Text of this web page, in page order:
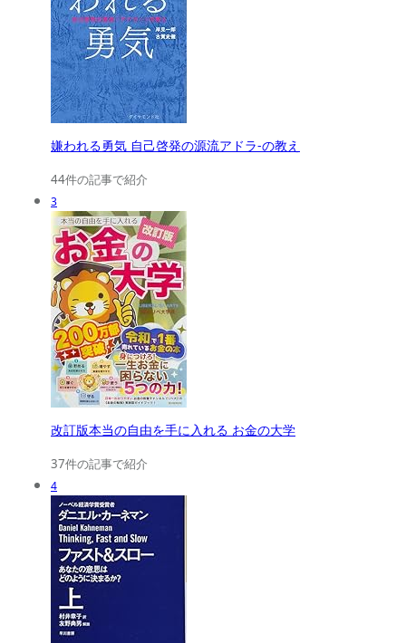
嫌われる勇気 自己啓発の源流アドラ-の教え
44件の記事で紹介
3
改訂版本当の自由を手に入れる お金の大学
37件の記事で紹介
4